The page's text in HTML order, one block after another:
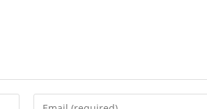
Enter